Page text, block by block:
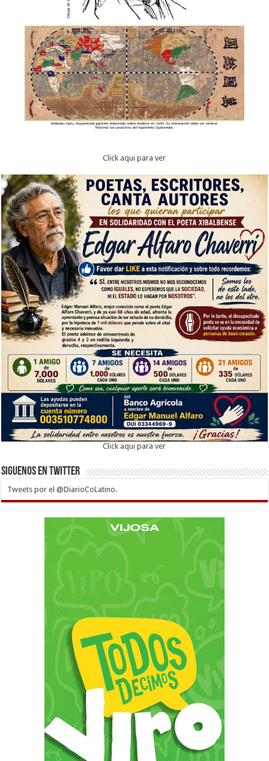
Click aqui para ver
Click aqui para ver
Siguenos en twitter
Tweets por el @DiarioCoLatino.